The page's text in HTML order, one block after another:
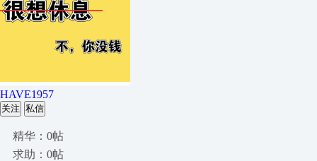
HAVE1957
关注 私信
精华：0帖
求助：0帖